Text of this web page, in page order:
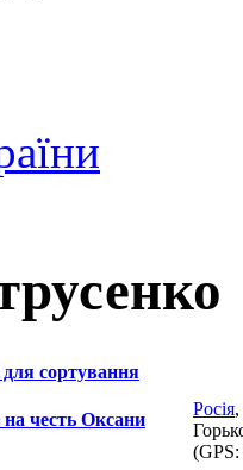
честь Оксани
Росія,
(GPS: